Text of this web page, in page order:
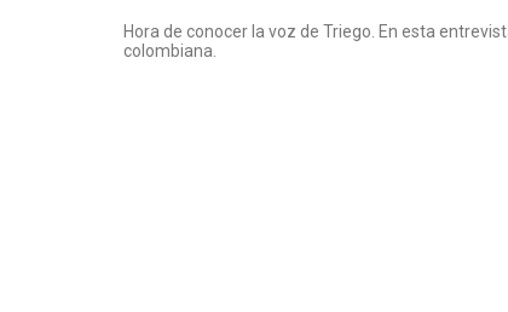
Hora de conocer la voz de Triego. En esta
colombiana.